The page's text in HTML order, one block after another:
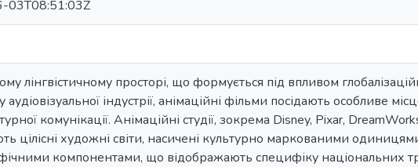
03T08:51:03Z
лінгвістичному просторі, що формується під впливом
аудіовізуальної індустрії, анімаційні фільми посідають особливе
комунікації. Анімаційні студії, зокрема Disney, Pixar,
цілісні художні світи, насичені культурно маркованими
компонентами, що відображають специфіку національних